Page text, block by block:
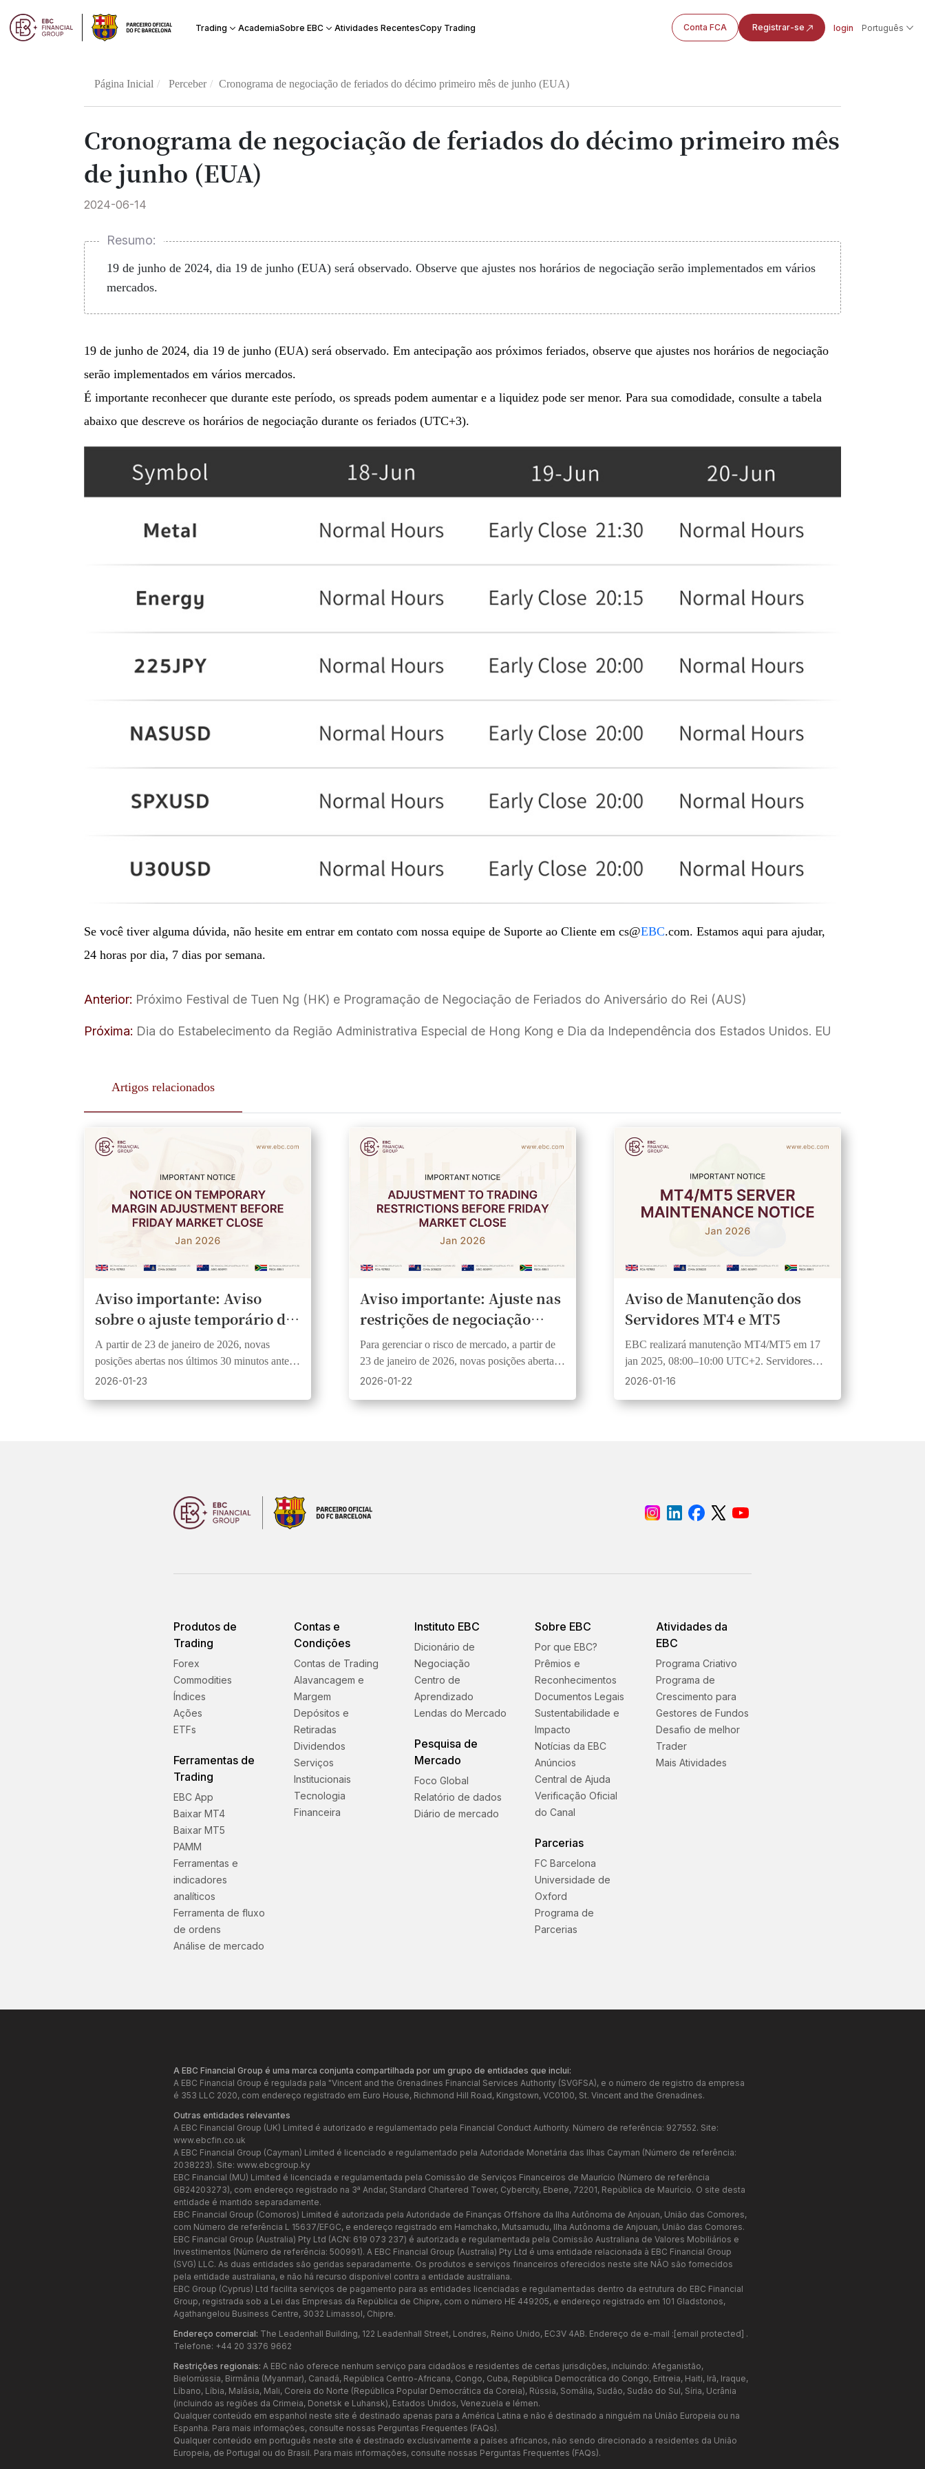
Trading AcademiaSobre EBC Atividades RecentesCopy Trading Conta FCA Registrar-se login Português
Página Inicial Perceber Cronograma de negociação de feriados do décimo primeiro mês de junho (EUA)
Cronograma de negociação de feriados do décimo primeiro mês
de junho (EUA)
2024-06-14
Resumo:
19 de junho de 2024, dia 19 de junho (EUA) será observado. Observe que ajustes nos horários de negociação serão implementados em vários
mercados.
19 de junho de 2024, dia 19 de junho (EUA) será observado. Em antecipação aos próximos feriados, observe que ajustes nos horários de negociação
serão implementados em vários mercados.
É importante reconhecer que durante este período, os spreads podem aumentar e a liquidez pode ser menor. Para sua comodidade, consulte a tabela
abaixo que descreve os horários de negociação durante os feriados (UTC+3).
Se você tiver alguma dúvida, não hesite em entrar em contato com nossa equipe de Suporte ao Cliente em cs@EBC.com. Estamos aqui para ajudar,
24 horas por dia, 7 dias por semana.
Anterior: Próximo Festival de Tuen Ng (HK) e Programação de Negociação de Feriados do Aniversário do Rei (AUS)
Próxima: Dia do Estabelecimento da Região Administrativa Especial de Hong Kong e Dia da Independência dos Estados Unidos. EU
Artigos relacionados
Aviso importante: Aviso
sobre o ajuste temporário de
margem antes do
fechamento do mercado na
sexta-feira.
A partir de 23 de janeiro de 2026, novas
posições abertas nos últimos 30 minutos antes
do fechamento do mercado de sexta-feira terão
2026-01-23
Aviso importante: Ajuste nas
restrições de negociação
antes do fechamento do
mercado na sexta-feira
Para gerenciar o risco de mercado, a partir de
23 de janeiro de 2026, novas posições abertas
antes do fechamento de sexta-feira terão um
2026-01-22
Aviso de Manutenção dos
Servidores MT4 e MT5
EBC realizará manutenção MT4/MT5 em 17
jan 2025, 08:00–10:00 UTC+2. Servidores
reais/demo pausam e BTCUSD fica
2026-01-16
Produtos de
Trading
Forex
Commodities
Índices
Ações
ETFs
Ferramentas de
Trading
EBC App
Baixar MT4
Baixar MT5
PAMM
Ferramentas e
indicadores
analíticos
Ferramenta de fluxo
de ordens
Análise de mercado
Contas e
Condições
Contas de Trading
Alavancagem e
Margem
Depósitos e
Retiradas
Dividendos
Serviços
Institucionais
Tecnologia
Financeira
Instituto EBC
Dicionário de
Negociação
Centro de
Aprendizado
Lendas do Mercado
Pesquisa de
Mercado
Foco Global
Relatório de dados
Diário de mercado
Sobre EBC
Por que EBC?
Prêmios e
Reconhecimentos
Documentos Legais
Sustentabilidade e
Impacto
Notícias da EBC
Anúncios
Central de Ajuda
Verificação Oficial
do Canal
Parcerias
FC Barcelona
Universidade de
Oxford
Programa de
Parcerias
Atividades da
EBC
Programa Criativo
Programa de
Crescimento para
Gestores de Fundos
Desafio de melhor
Trader
Mais Atividades
A EBC Financial Group é uma marca conjunta compartilhada por um grupo de entidades que inclui:
A EBC Financial Group é regulada pala "Vincent and the Grenadines Financial Services Authority (SVGFSA), e o número de registro da empresa
é 353 LLC 2020, com endereço registrado em Euro House, Richmond Hill Road, Kingstown, VC0100, St. Vincent and the Grenadines.
Outras entidades relevantes
A EBC Financial Group (UK) Limited é autorizado e regulamentado pela Financial Conduct Authority. Número de referência: 927552. Site:
www.ebcfin.co.uk
A EBC Financial Group (Cayman) Limited é licenciado e regulamentado pela Autoridade Monetária das Ilhas Cayman (Número de referência:
2038223). Site: www.ebcgroup.ky
EBC Financial (MU) Limited é licenciada e regulamentada pela Comissão de Serviços Financeiros de Maurício (Número de referência
GB24203273), com endereço registrado na 3ª Andar, Standard Chartered Tower, Cybercity, Ebene, 72201, República de Maurício. O site desta
entidade é mantido separadamente.
EBC Financial Group (Comoros) Limited é autorizada pela Autoridade de Finanças Offshore da Ilha Autônoma de Anjouan, União das Comores,
com Número de referência L 15637/EFGC, e endereço registrado em Hamchako, Mutsamudu, Ilha Autônoma de Anjouan, União das Comores.
EBC Financial Group (Australia) Pty Ltd (ACN: 619 073 237) é autorizada e regulamentada pela Comissão Australiana de Valores Mobiliários e
Investimentos (Número de referência: 500991). A EBC Financial Group (Australia) Pty Ltd é uma entidade relacionada à EBC Financial Group
(SVG) LLC. As duas entidades são geridas separadamente. Os produtos e serviços financeiros oferecidos neste site NÃO são fornecidos
pela entidade australiana, e não há recurso disponível contra a entidade australiana.
EBC Group (Cyprus) Ltd facilita serviços de pagamento para as entidades licenciadas e regulamentadas dentro da estrutura do EBC Financial
Group, registrada sob a Lei das Empresas da República de Chipre, com o número HE 449205, e endereço registrado em 101 Gladstonos,
Agathangelou Business Centre, 3032 Limassol, Chipre.
Endereço comercial: The Leadenhall Building, 122 Leadenhall Street, Londres, Reino Unido, EC3V 4AB. Endereço de e-mail :[email protected] .
Telefone: +44 20 3376 9662
Restrições regionais: A EBC não oferece nenhum serviço para cidadãos e residentes de certas jurisdições, incluindo: Afeganistão,
Bielorrússia, Birmânia (Myanmar), Canadá, República Centro-Africana, Congo, Cuba, República Democrática do Congo, Eritreia, Haiti, Irã, Iraque,
Líbano, Líbia, Malásia, Mali, Coreia do Norte (República Popular Democrática da Coreia), Rússia, Somália, Sudão, Sudão do Sul, Síria, Ucrânia
(incluindo as regiões da Crimeia, Donetsk e Luhansk), Estados Unidos, Venezuela e Iémen.
Qualquer conteúdo em espanhol neste site é destinado apenas para a América Latina e não é destinado a ninguém na União Europeia ou na
Espanha. Para mais informações, consulte nossas Perguntas Frequentes (FAQs).
Qualquer conteúdo em português neste site é destinado exclusivamente a países africanos, não sendo direcionado a residentes da União
Europeia, de Portugal ou do Brasil. Para mais informações, consulte nossas Perguntas Frequentes (FAQs).